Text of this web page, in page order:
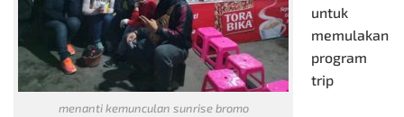
menanti kemunculan sunrise bromo
untuk
memulakan
program
trip